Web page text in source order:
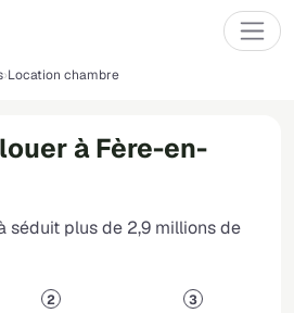
Location chambre
à Fère-en-
séduit plus de 2,9 millions de